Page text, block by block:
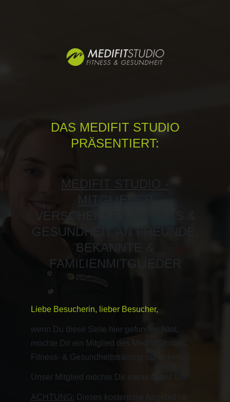
DAS MEDIFIT STUDIO
PRÄSENTIERT:
MEDIFIT STUDIO -
MITGLIEDER
VERSCHENKEN FITNESS &
GESUNDHEIT AN FREUNDE,
BEKANNTE &
FAMILIENMITGLIEDER
Liebe Besucherin, lieber Besucher,
wenn Du diese Seite hier gefunden hast,
möchte Dir ein Mitglied des Medifit Studios,
Fitness- & Gesundheitstraining schenken.
Unser Mitglied möchte Dir etwas Gutes tun!
ACHTUNG: Dieses kostenlose Angebot ist